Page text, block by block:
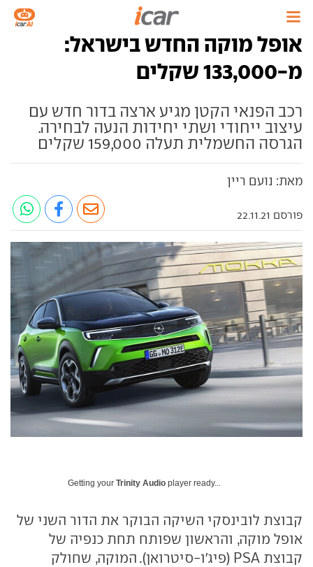
אופל מוקה החדש בישראל:
מ-133,000 שקלים
רכב הפנאי הקטן מגיע ארצה בדור חדש עם
עיצוב ייחודי ושתי יחידות הנעה לבחירה.
הגרסה החשמלית תעלה 159,000 שקלים
מאת: נועם ריין
פורסם 22.11.21
Getting your Trinity Audio player ready...
קבוצת לובינסקי השיקה הבוקר את הדור השני של
אופל מוקה, והראשון שפותח תחת כנפיה של
קבוצת PSA (פיג'ו-סיטרואן). המוקה, שחולק